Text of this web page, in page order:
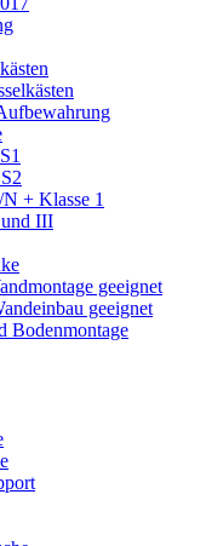
+ Klasse 1
III
geeignet
geeignet
Bodenmontage